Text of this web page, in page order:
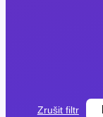
Zrušit filtr